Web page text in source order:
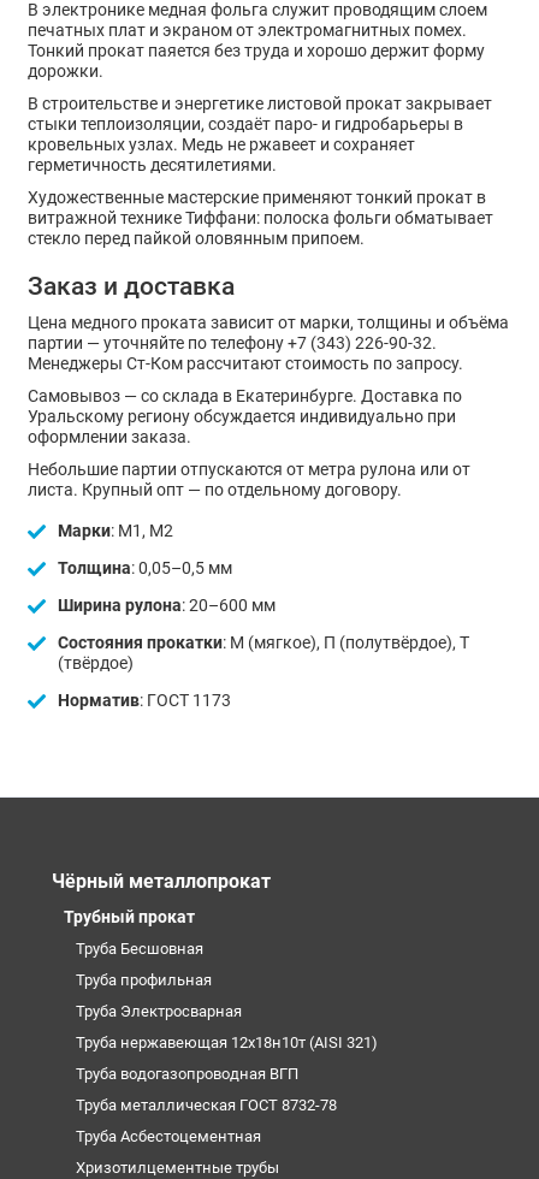
В электронике медная фольга служит проводящим слоем
печатных плат и экраном от электромагнитных помех.
Тонкий прокат паяется без труда и хорошо держит форму
дорожки.
В строительстве и энергетике листовой прокат закрывает
стыки теплоизоляции, создаёт паро- и гидробарьеры в
кровельных узлах. Медь не ржавеет и сохраняет
герметичность десятилетиями.
Художественные мастерские применяют тонкий прокат в
витражной технике Тиффани: полоска фольги обматывает
стекло перед пайкой оловянным припоем.
Заказ и доставка
Цена медного проката зависит от марки, толщины и объёма
партии — уточняйте по телефону +7 (343) 226-90-32.
Менеджеры Ст-Ком рассчитают стоимость по запросу.
Самовывоз — со склада в Екатеринбурге. Доставка по
Уральскому региону обсуждается индивидуально при
оформлении заказа.
Небольшие партии отпускаются от метра рулона или от
листа. Крупный опт — по отдельному договору.
Марки: М1, М2
Толщина: 0,05–0,5 мм
Ширина рулона: 20–600 мм
Состояния прокатки: М (мягкое), П (полутвёрдое), Т
(твёрдое)
Норматив: ГОСТ 1173
Чёрный металлопрокат
Трубный прокат
Труба Бесшовная
Труба профильная
Труба Электросварная
Труба нержавеющая 12х18н10т (AISI 321)
Труба водогазопроводная ВГП
Труба металлическая ГОСТ 8732-78
Труба Асбестоцементная
Хризотилцементные трубы